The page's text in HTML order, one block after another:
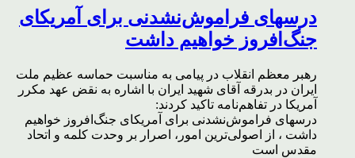
درسهای فراموش‌نشدنی برای آمریکای
جنگ‌افروز خواهیم داشت
رهبر معظم انقلاب در پیامی به مناسبت حماسه عظیم ملت
ایران در بدرقه آقای شهید ایران با اشاره به نقض عهد مکرر
آمریکا در تفاهم‌نامه تاکید کردند:
درسهای فراموش‌نشدنی برای آمریکای جنگ‌افروز خواهیم
داشت ، از اصولی‌ترین امور، اصرار بر وحدت کلمه و اتحاد
مقدس است